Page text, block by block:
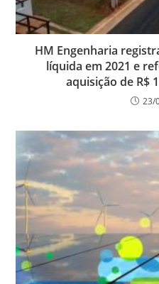
HM Engenharia
líquida em 2021 e
aquisição de R$
23/